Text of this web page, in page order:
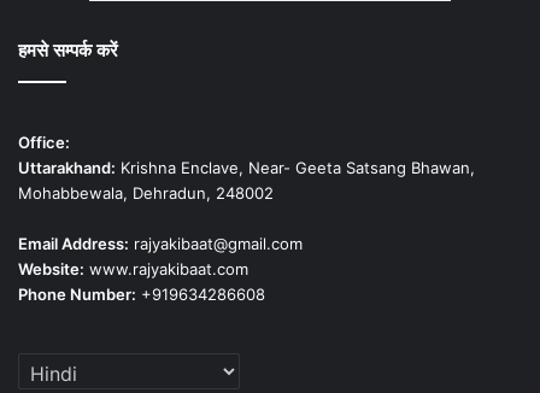
हमसे सम्पर्क करें
Office:
Uttarakhand: Krishna Enclave, Near- Geeta Satsang Bhawan,
Mohabbewala, Dehradun, 248002
Email Address: rajyakibaat@gmail.com
Website: www.rajyakibaat.com
Phone Number: +919634286608